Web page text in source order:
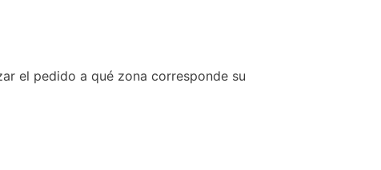
el pedido a qué zona corresponde su